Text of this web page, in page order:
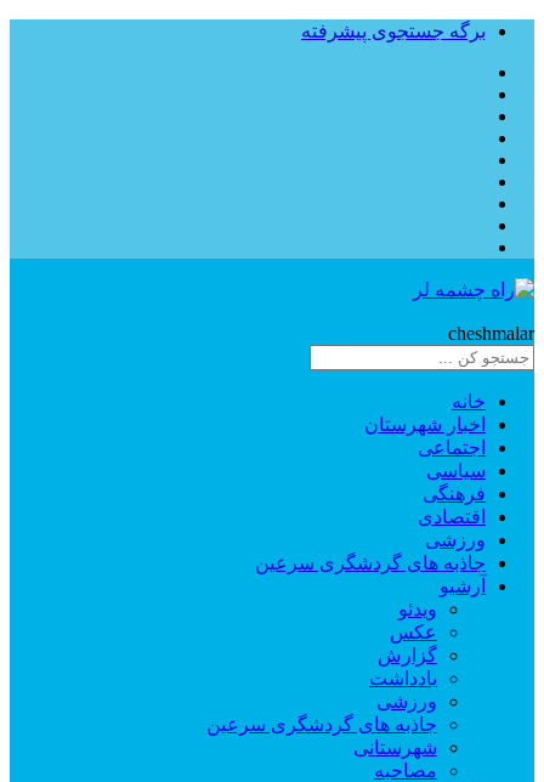
برگه جستجوی پیشرفته
cheshmalar
خانه
اخبار شهرستان
اجتماعی
سیاسی
فرهنگی
اقتصادی
ورزشی
جاذبه های گردشگری سرعین
آرشیو
ویدئو
عکس
گزارش
یادداشت
ورزشی
جاذبه های گردشگری سرعین
شهرستانی
مصاحبه